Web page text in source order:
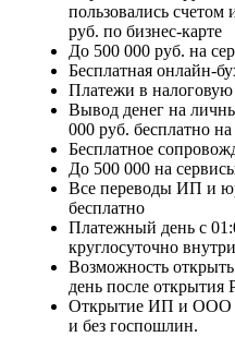
пользовались
руб. по бизнес-карте
До 500 000 руб. на
Бесплатная онлайн-
Платежи в
Вывод денег на
000 руб. бесплатно
Бесплатное
До 500 000 на
Все переводы ИП и
бесплатно
Платежный день с
круглосуточно
Возможность
день после открытия
Открытие ИП и ООО
и без госпошлин.